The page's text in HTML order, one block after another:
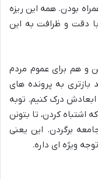
بودن. همه این ریزه
دقت و ظرافت به این
و هم برای عموم مردم
بازتری به پرونده های
ابعادش درک کنیم. توبه
اشتباه کردن، تا بتونن
برگردن. این یعنی
ویژه ای داره.